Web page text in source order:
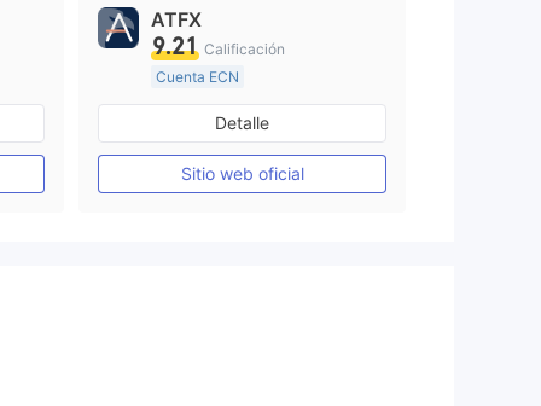
Creación Mercado Forex (MM)
ATFX
9.21 Calificación
Cuenta ECN
De 10 a 15 años
Supervisión en Australia
Creación Mercado Forex (MM)
Licencia completa de MT4
Detalle
Sitio web oficial